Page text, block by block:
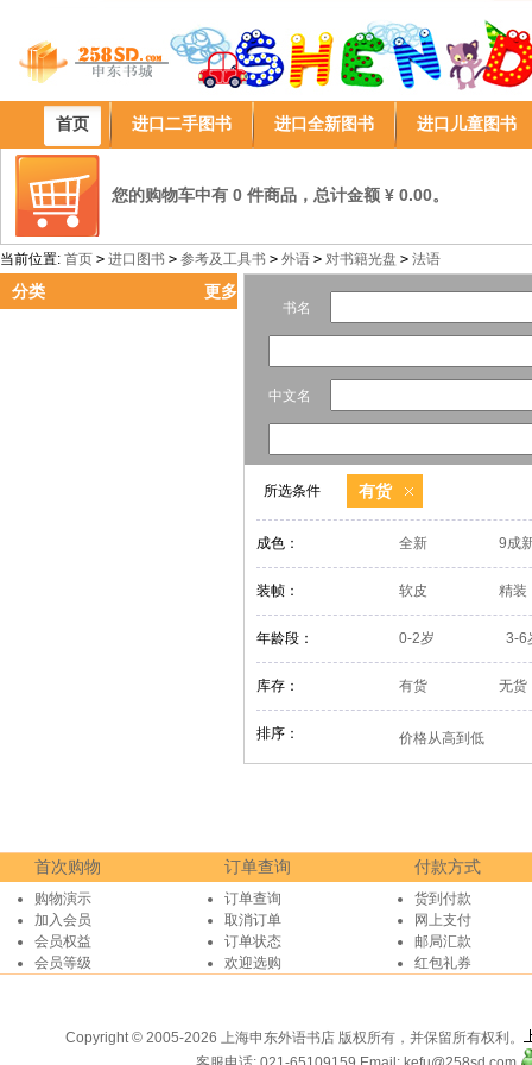
首页 进口二手图书 进口全新图书 进口儿童图书
您的购物车中有 0 件商品，总计金额 ¥ 0.00。
当前位置: 首页 > 进口图书 > 参考及工具书 > 外语 > 对书籍光盘 > 法语
分类 更多
书名
中文名
所选条件 有货
成色： 全新 9成
装帧： 软皮 精装
年龄段： 0-2岁 3-6
库存： 有货 无货
排序： 价格从高到低
首次购物
购物演示
加入会员
会员权益
会员等级
订单查询
订单查询
取消订单
订单状态
欢迎选购
付款方式
货到付款
网上支付
邮局汇款
红包礼券
Copyright © 2005-2026 上海申东外语书店 版权所有，并保留所有权利。